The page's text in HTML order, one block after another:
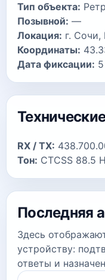
Тип объекта:
Позывной: —
Локация: г. Сочи,
Координаты:
Дата фиксации:
RX / TX:
Тон: CTCSS 88.5
Последняя
Здесь
устройству:
ответы и